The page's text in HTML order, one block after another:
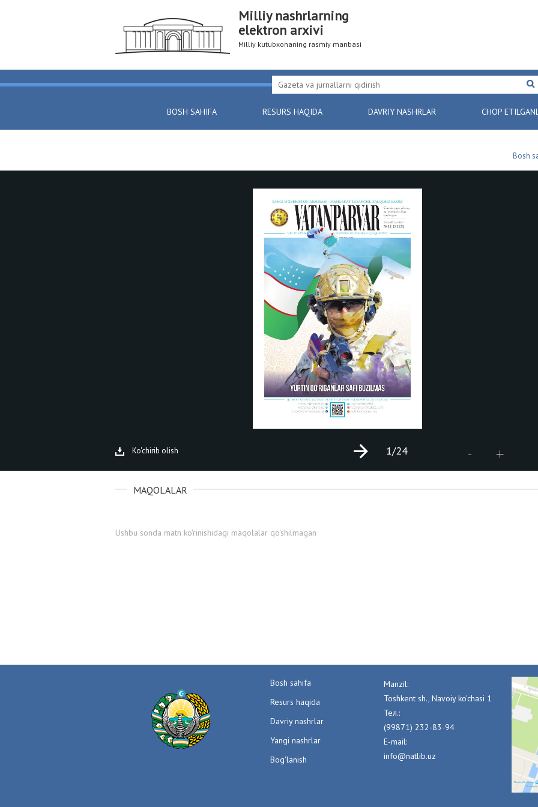
Milliy nashrlarning
elektron arxivi
Milliy kutubxonaning rasmiy manbasi
BOSH SAHIFA RESURS HAQIDA DAVRIY NASHRLAR CHOP
Bosh
Ko'chirib olish - +
1/24
MAQOLALAR
Ushbu sonda matn ko'rinishidagi maqolalar qo'shilmagan
Bosh sahifa
Resurs haqida
Davriy nashrlar
Yangi nashrlar
Bog'lanish
Manzil:
Toshkent sh., Navoiy ko'chasi 1
Тел.:
(99871) 232-83-94
E-mail:
info@natlib.uz